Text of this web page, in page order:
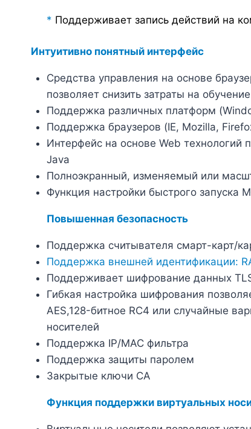
* Поддерживает запись действий на
Интуитивно понятный интерфейс
Средства управления на основе
позволяет снизить затраты на
Поддержка различных платформ
Поддержка браузеров (IE, Mozilla,
Интерфейс на основе Web технологий
Java
Полноэкранный, изменяемый или
Функция настройки быстрого запуска
Повышенная безопасность
Поддержка считывателя смарт-карт/
Поддержка внешней идентификации:
Поддерживает шифрование данных
Гибкая настройка шифрования
AES,128-битное RC4 или случайные
носителей
Поддержка IP/MAC фильтра
Поддержка защиты паролем
Закрытые ключи CA
Функция поддержки виртуальных